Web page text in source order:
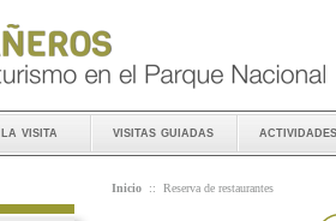
la visita visitas guiadas actividades
Inicio :: Reserva de restaurantes